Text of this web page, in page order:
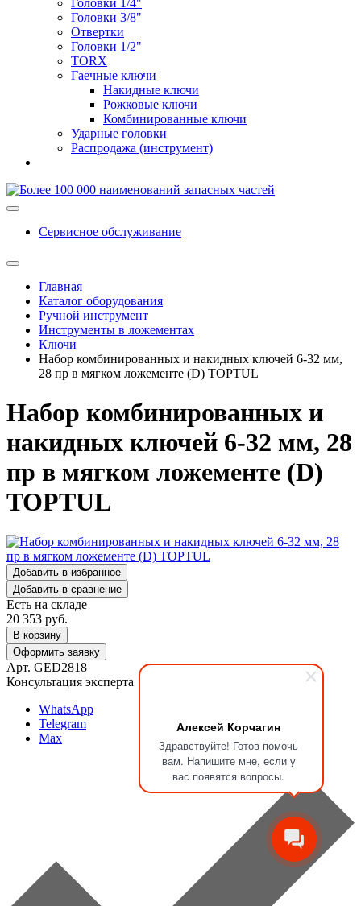
Алексей Корчагин
Здравствуйте! Готов помочь
вам. Напишите мне, если у
вас появятся вопросы.
Головки 1/4"
Головки 3/8"
Отвертки
Головки 1/2"
TORX
Гаечные ключи
Накидные ключи
Рожковые ключи
Комбинированные ключи
Ударные головки
Распродажа (инструмент)
Сервисное обслуживание
Главная
Каталог оборудования
Ручной инструмент
Инструменты в ложементах
Ключи
Набор комбинированных и накидных ключей 6-32 мм,
28 пр в мягком ложементе (D) TOPTUL
Набор комбинированных и
накидных ключей 6-32 мм, 28
пр в мягком ложементе (D)
TOPTUL
Добавить в избранное
Добавить в сравнение
Есть на складе
20 353 руб.
В корзину
Оформить заявку
Арт. GED2818
Консультация эксперта
WhatsApp
Telegram
Max